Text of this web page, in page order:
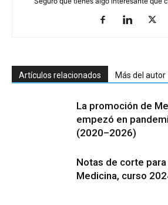
Artículos relacionados Más del autor
La promoción de
empezó en
(2020–2026)
Notas de corte
Medicina, curso